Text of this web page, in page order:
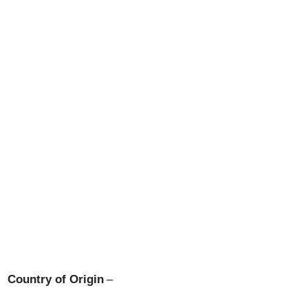
Country of Origin –